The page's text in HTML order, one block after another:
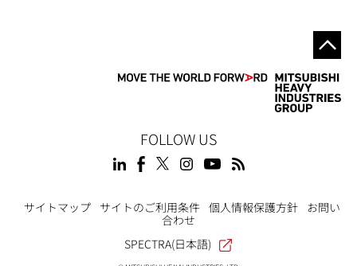
FOLLOW US
サイトマップ サイトのご利用条件 個人情報保護方針
お問い
合わせ
SPECTRA(日本語)